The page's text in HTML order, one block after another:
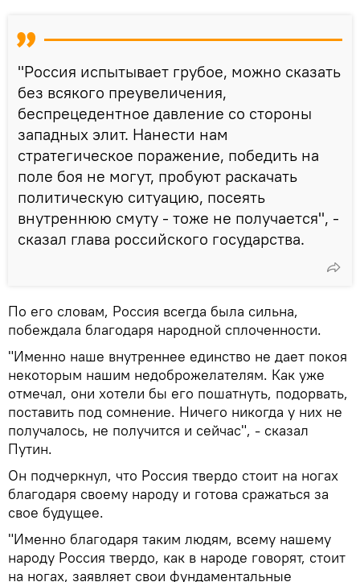
"Россия испытывает грубое, можно сказать
без всякого преувеличения,
беспрецедентное давление со стороны
западных элит. Нанести нам
стратегическое поражение, победить на
поле боя не могут, пробуют раскачать
политическую ситуацию, посеять
внутреннюю смуту - тоже не получается", -
сказал глава российского государства.
По его словам, Россия всегда была сильна,
побеждала благодаря народной сплоченности.
"Именно наше внутреннее единство не дает покоя
некоторым нашим недоброжелателям. Как уже
отмечал, они хотели бы его пошатнуть, подорвать,
поставить под сомнение. Ничего никогда у них не
получалось, не получится и сейчас", - сказал
Путин.
Он подчеркнул, что Россия твердо стоит на ногах
благодаря своему народу и готова сражаться за
свое будущее.
"Именно благодаря таким людям, всему нашему
народу Россия твердо, как в народе говорят, стоит
на ногах, заявляет свои фундаментальные